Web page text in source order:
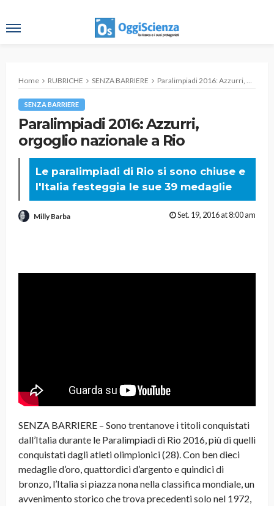
Home RUBRICHE SENZA BARRIERE Paralimpiadi 2016: Azzurri, orgoglio nazionale a Rio
SENZA BARRIERE
Paralimpiadi 2016: Azzurri,
orgoglio nazionale a Rio
Le paralimpiadi di Rio si sono chiuse e
l'Italia festeggia le sue 39 medaglie
Milly Barba Set. 19, 2016 at 8:00 am
SENZA BARRIERE – Sono trentanove i titoli conquistati
dall’Italia durante le Paralimpiadi di Rio 2016, più di quelli
conquistati dagli atleti olimpionici (28). Con ben dieci
medaglie d’oro, quattordici d’argento e quindici di
bronzo, l’Italia si piazza nona nella classifica mondiale, un
avvenimento storico che trova precedenti solo nel 1972,